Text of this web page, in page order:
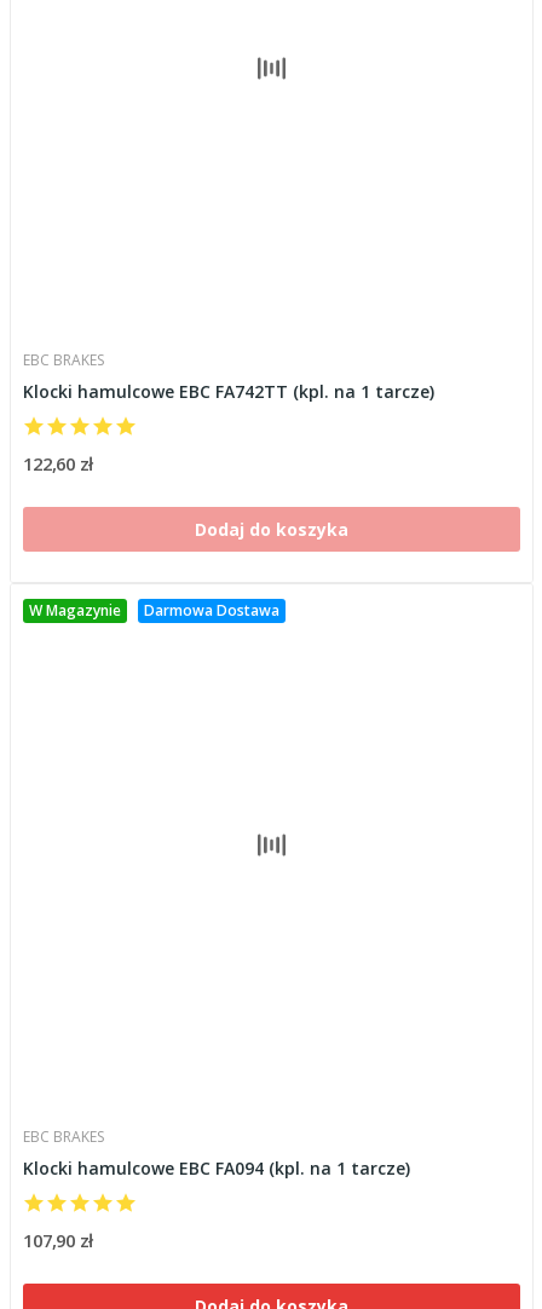
EBC BRAKES
Klocki hamulcowe EBC FA742TT (kpl. na 1 tarcze)
122,60 zł
Dodaj do koszyka
W Magazynie Darmowa Dostawa
EBC BRAKES
Klocki hamulcowe EBC FA094 (kpl. na 1 tarcze)
107,90 zł